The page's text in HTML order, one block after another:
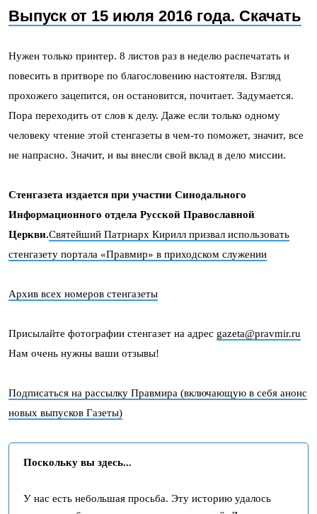
Выпуск от 15 июля 2016 года. Скачать
Нужен только принтер. 8 листов раз в неделю распечатать и
повесить в притворе по благословению настоятеля. Взгляд
прохожего зацепится, он остановится, почитает. Задумается.
Пора переходить от слов к делу. Даже если только одному
человеку чтение этой стенгазеты в чем-то поможет, значит, все
не напрасно. Значит, и вы внесли свой вклад в дело миссии.
Стенгазета издается при участии Синодального
Информационного отдела Русской Православной
Церкви.Святейший Патриарх Кирилл призвал использовать
стенгазету портала «Правмир» в приходском служении
Архив всех номеров стенгазеты
Присылайте фотографии стенгазет на адрес gazeta@pravmir.ru
Нам очень нужны ваши отзывы!
Подписаться на рассылку Правмира (включающую в себя анонс
новых выпусков Газеты)
Поскольку вы здесь...
У нас есть небольшая просьба. Эту историю удалось